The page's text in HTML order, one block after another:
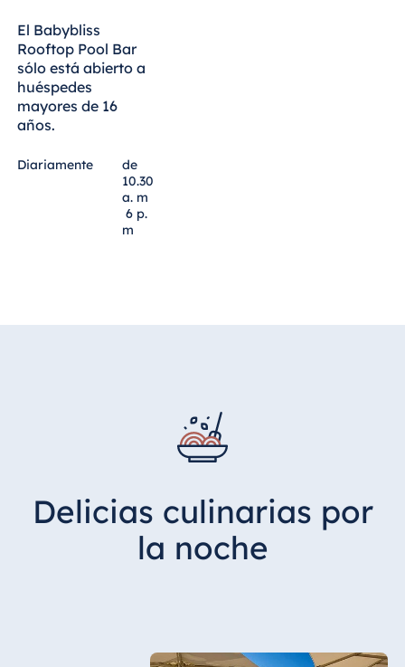
El Babybliss
Rooftop Pool Bar
sólo está abierto a
huéspedes
mayores de 16
años.
Diariamente
de
10.30
a. m
6 p.
m
Delicias culinarias por
la noche